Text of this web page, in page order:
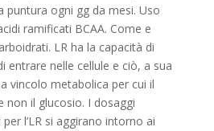
puntura ogni gg da mesi. Uso
ramificati BCAA. Come e
LR ha la capacità di
entrare nelle cellule e ciò, a sua
vincolo metabolica per cui il
non il glucosio. I dosaggi
l’LR si aggirano intorno ai